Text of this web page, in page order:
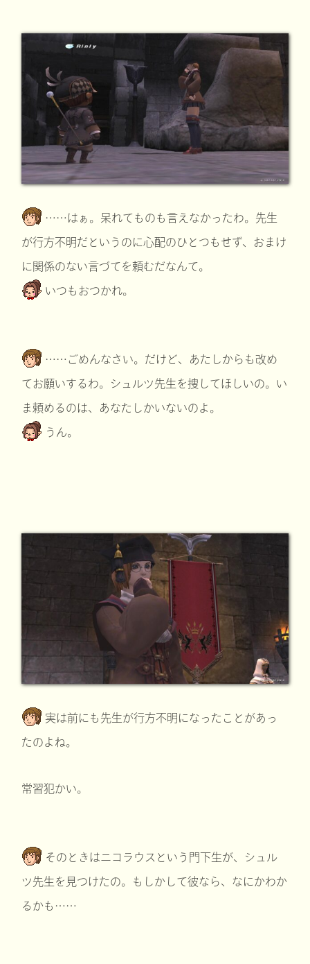
……はぁ。呆れてものも言えなかったわ。先生
が行方不明だというのに心配のひとつもせず、おまけ
に関係のない言づてを頼むだなんて。
いつもおつかれ。
……ごめんなさい。だけど、あたしからも改め
てお願いするわ。シュルツ先生を捜してほしいの。い
ま頼めるのは、あなたしかいないのよ。
うん。
実は前にも先生が行方不明になったことがあっ
たのよね。
常習犯かい。
そのときはニコラウスという門下生が、シュル
ツ先生を見つけたの。もしかして彼なら、なにかわか
るかも……